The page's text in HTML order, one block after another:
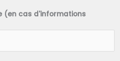
(en cas d'informations